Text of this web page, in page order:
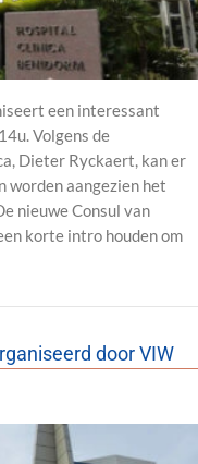
een interessant
Volgens de
Dieter Ryckaert, kan er
worden aangezien het
nieuwe Consul van
korte intro houden om
door VIW